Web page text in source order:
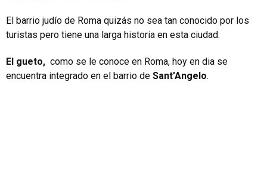
El barrio judío de Roma quizás no sea tan conocido por los
turistas pero tiene una larga historia en esta ciudad.
El gueto, como se le conoce en Roma, hoy en dia se
encuentra integrado en el barrio de Sant’Angelo.